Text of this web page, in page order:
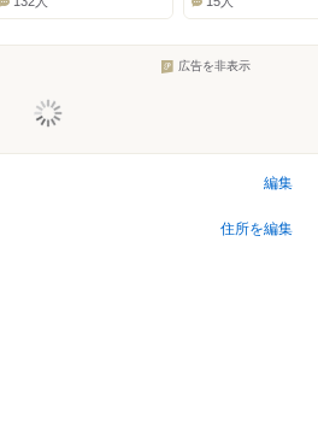
広告を非表示
編集
住所を編集